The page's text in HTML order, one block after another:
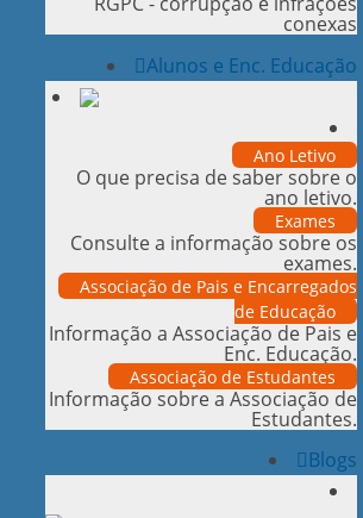
conexas
Alunos e Enc. Educação
Ano Letivo
O que precisa de saber sobre o
ano letivo.
Exames
Consulte a informação sobre os
exames.
Associação de Pais e Encarregados
de Educação
Informação a Associação de Pais e
Enc. Educação.
Associação de Estudantes
Informação sobre a Associação de
Estudantes.
Blogs